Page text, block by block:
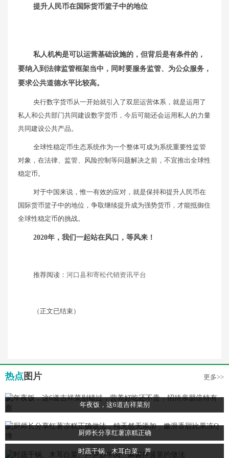
提升人民币在国际货币篮子中的地位
私人机构是可以运营基础设施的，但背后是有条件的，
要纳入到法律监管框架当中，同时要服务监管、为公众服务，
要求公共道德水平比较高。
央行数字货币从一开始就引入了双层运营体系，就是运用了
私人和公共部门共同建设数字货币，今后可能还会运用私人的力量
共同建设公共产品。
全球性稳定币生态系统作为一个整体可成为系统重要性监管
对象，在法律、监管、风险控制等问题解决之前，不宜推出全球性
稳定币。
对于中国来说，惟一有效的应对，就是保持和提升人民币在
国际货币篮子中的地位，争取继续提升成为强势货币，才能抵御住
全球性稳定币的挑战。
2020年，我们一起站在风口，等风来！
推荐阅读： 河口县和寄松代销资讯平台
（正文已结束）
热点 图片 更多>>
年夜饭，这6道吉祥菜别
厨师长分享红薯凉糕正确
时蔬干锅、木耳白菜、芦